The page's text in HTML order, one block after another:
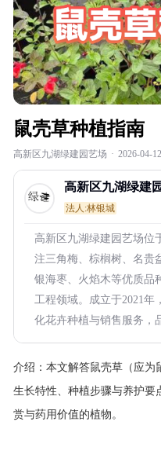
鼠壳草种植指南
高新区九湖绿建园艺场 · 2026-04-
高新区九湖绿建
法人:林银城
高新区九湖绿建园艺场位
注三角梅、棕榈树、名贵
银海枣、火焰木等优质品
工程领域。成立于2021年
化花卉种植与销售服务，
介绍： 本文解答鼠壳草（应为
生长特性、种植步骤与养护要
赏与药用价值的植物。